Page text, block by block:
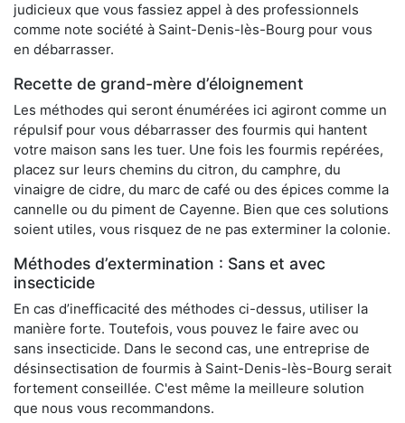
judicieux que vous fassiez appel à des professionnels
comme note société à Saint-Denis-lès-Bourg pour vous
en débarrasser.
Recette de grand-mère d’éloignement
Les méthodes qui seront énumérées ici agiront comme un
répulsif pour vous débarrasser des fourmis qui hantent
votre maison sans les tuer. Une fois les fourmis repérées,
placez sur leurs chemins du citron, du camphre, du
vinaigre de cidre, du marc de café ou des épices comme la
cannelle ou du piment de Cayenne. Bien que ces solutions
soient utiles, vous risquez de ne pas exterminer la colonie.
Méthodes d’extermination : Sans et avec
insecticide
En cas d’inefficacité des méthodes ci-dessus, utiliser la
manière forte. Toutefois, vous pouvez le faire avec ou
sans insecticide. Dans le second cas, une entreprise de
désinsectisation de fourmis à Saint-Denis-lès-Bourg serait
fortement conseillée. C'est même la meilleure solution
que nous vous recommandons.